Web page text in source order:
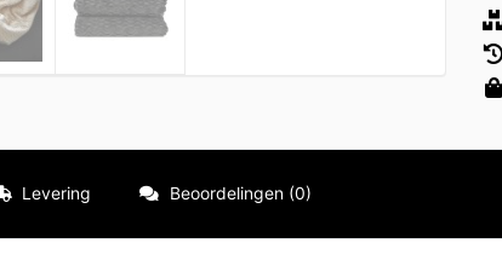
Levering Beoordelingen (0)